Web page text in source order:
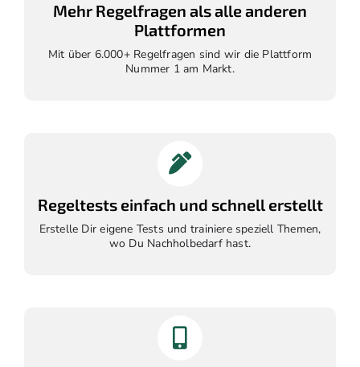
Mehr Regelfragen als alle anderen
Plattformen
Mit über 6.000+ Regelfragen sind wir die Plattform
Nummer 1 am Markt.
Regeltests einfach und schnell erstellt
Erstelle Dir eigene Tests und trainiere speziell Themen,
wo Du Nachholbedarf hast.